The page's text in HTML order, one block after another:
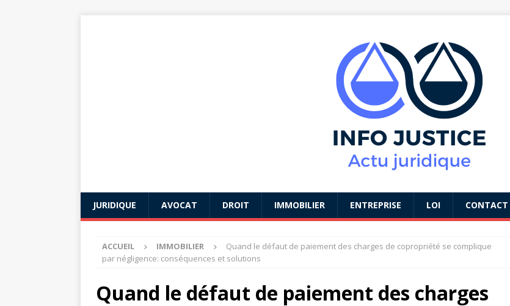
JURIDIQUE AVOCAT DROIT IMMOBILIER ENTREPRISE LOI CONTACT
ACCUEIL IMMOBILIER
Quand le défaut de paiement des charges de copropriété se complique
par négligence: conséquences et solutions
Quand le défaut de paiement des charges